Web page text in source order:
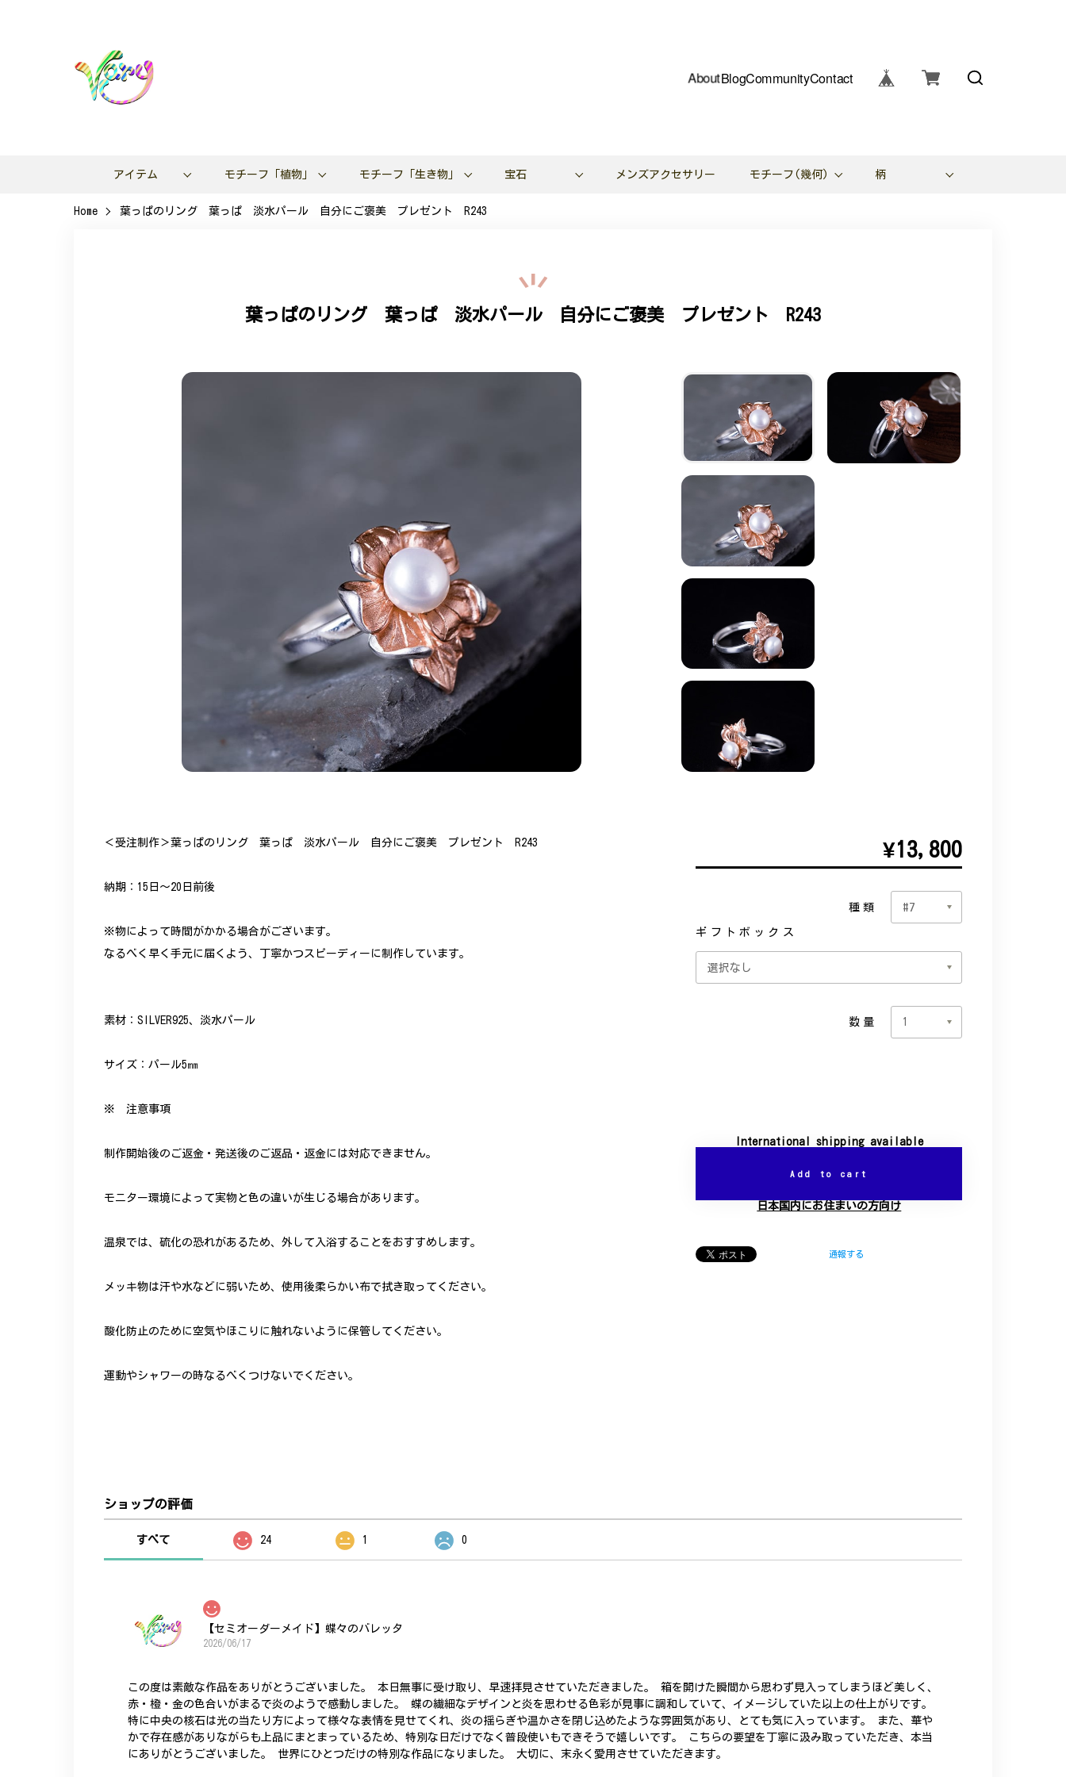
AboutBlogCommunityContact
アイテム モチーフ「植物」 モチーフ「生き物」 宝石 メンズアクセサリー モチーフ(幾何) 柄
Home 葉っぱのリング 葉っぱ 淡水パール 自分にご褒美 プレゼント R243
葉っぱのリング 葉っぱ 淡水パール 自分にご褒美 プレゼント R243
＜受注制作＞葉っぱのリング 葉っぱ 淡水パール 自分にご褒美 プレゼント R243
納期：15日～20日前後
※物によって時間がかかる場合がございます。
なるべく早く手元に届くよう、丁寧かつスピーディーに制作しています。
素材：SILVER925、淡水パール
サイズ：パール5㎜
※ 注意事項
制作開始後のご返金・発送後のご返品・返金には対応できません。
モニター環境によって実物と色の違いが生じる場合があります。
温泉では、硫化の恐れがあるため、外して入浴することをおすすめします。
メッキ物は汗や水などに弱いため、使用後柔らかい布で拭き取ってください。
酸化防止のために空気やほこりに触れないように保管してください。
運動やシャワーの時なるべくつけないでください。
¥13,800
種類
ギフトボックス
数量
International shipping available
Add to cart
日本国内にお住まいの方向け
通報する
ショップの評価
すべて 24 1 0
【セミオーダーメイド】蝶々のバレッタ
2026/06/17
この度は素敵な作品をありがとうございました。 本日無事に受け取り、早速拝見させていただきました。 箱を開けた瞬間から思わず見入ってしまうほど美しく、
赤・橙・金の色合いがまるで炎のようで感動しました。 蝶の繊細なデザインと炎を思わせる色彩が見事に調和していて、イメージしていた以上の仕上がりです。
特に中央の核石は光の当たり方によって様々な表情を見せてくれ、炎の揺らぎや温かさを閉じ込めたような雰囲気があり、とても気に入っています。 また、華や
かで存在感がありながらも上品にまとまっているため、特別な日だけでなく普段使いもできそうで嬉しいです。 こちらの要望を丁寧に汲み取っていただき、本当
にありがとうございました。 世界にひとつだけの特別な作品になりました。 大切に、末永く愛用させていただきます。